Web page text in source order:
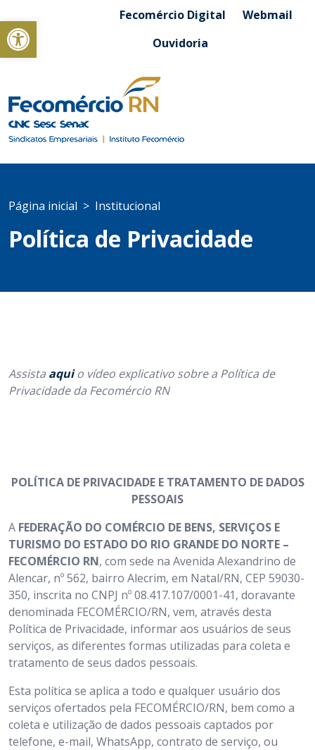
Abrir a barra de ferramentasFecomércio Digital
Webmail
Ouvidoria
Página inicial Institucional
Política de Privacidade
Assista aqui o vídeo explicativo sobre a Política de
Privacidade da Fecomércio RN
POLÍTICA DE PRIVACIDADE E TRATAMENTO DE DADOS
PESSOAIS
A FEDERAÇÃO DO COMÉRCIO DE BENS, SERVIÇOS E
TURISMO DO ESTADO DO RIO GRANDE DO NORTE –
FECOMÉRCIO RN, com sede na Avenida Alexandrino de
Alencar, nº 562, bairro Alecrim, em Natal/RN, CEP 59030-
350, inscrita no CNPJ nº 08.417.107/0001-41, doravante
denominada FECOMÉRCIO/RN, vem, através desta
Política de Privacidade, informar aos usuários de seus
serviços, as diferentes formas utilizadas para coleta e
tratamento de seus dados pessoais.
Esta política se aplica a todo e qualquer usuário dos
serviços ofertados pela FECOMÉRCIO/RN, bem como a
coleta e utilização de dados pessoais captados por
telefone, e-mail, WhatsApp, contrato de serviço, ou